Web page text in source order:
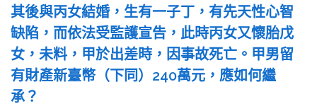
其後與丙女結婚，生有一子丁，有先天性心智
缺陷，而依法受監護宣告，此時丙女又懷胎戊
女，未料，甲於出差時，因事故死亡。甲男留
有財產新臺幣（下同）240萬元，應如何繼
承？